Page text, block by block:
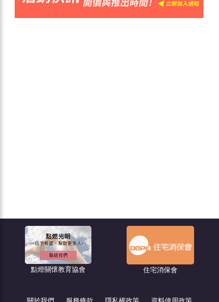
住宅消保會 都市更新－危老王